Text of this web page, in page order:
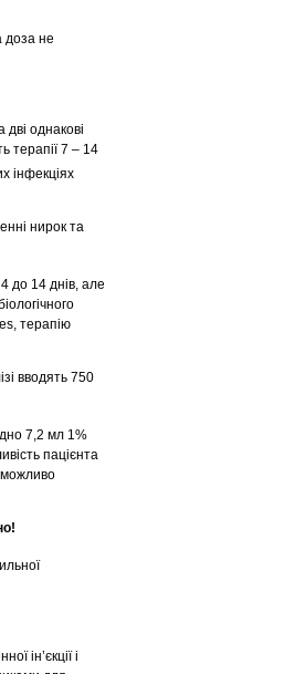
доза не
однакові
терапії 7 – 14
інфекціях
нирок та
до 14 днів, але
терапію
вводять 750
7,2 мл 1%
пацієнта
можливо
ін’єкції і